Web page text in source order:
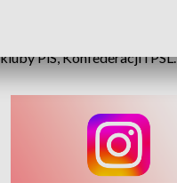
PiS, Konfederacji i PSL.